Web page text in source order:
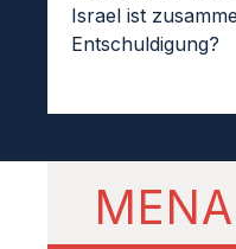
Israel ist
Entschuldigung?